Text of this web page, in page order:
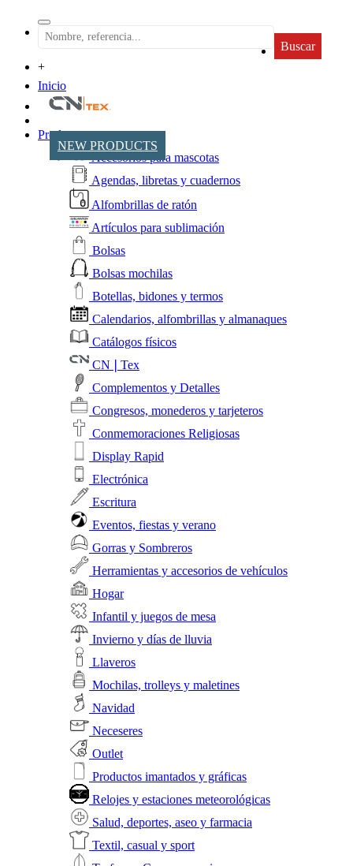
Buscar
+
Inicio
NEW PRODUCTS
Productos
Accesorios para mascotas
Agendas, libretas y cuadernos
Alfombrillas de ratón
Artículos para sublimación
Bolsas
Bolsas mochilas
Botellas, bidones y termos
Calendarios, alfombrillas y almanaques
Catálogos físicos
CN❘Tex
Complementos y Detalles
Congresos, monederos y tarjeteros
Conmemoraciones Religiosas
Display Rapid
Electrónica
Escritura
Eventos, fiestas y verano
Gorras y Sombreros
Herramientas y accesorios de vehículos
Hogar
Infantil y juegos de mesa
Invierno y días de lluvia
Llaveros
Mochilas, trolleys y maletines
Navidad
Neceseres
Outlet
Productos imantados y gráficas
Relojes y estaciones meteorológicas
Salud, deportes, aseo y farmacia
Textil, casual y sport